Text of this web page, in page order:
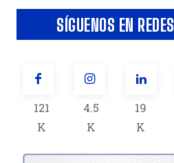
SÍGUENOS EN REDES
121
K
4.5
K
19
K